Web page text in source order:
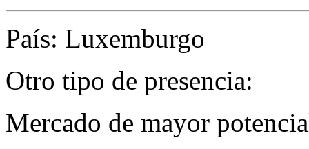
País: Luxemburgo
Otro tipo de presencia:
Mercado de mayor